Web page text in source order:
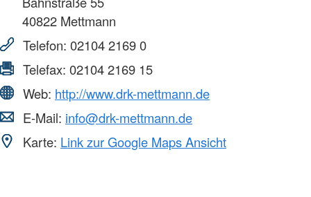
40822 Mettmann
Telefon: 02104 2169 0
Telefax: 02104 2169 15
Web: http://www.drk-mettmann.de
E-Mail: info@drk-mettmann.de
Karte: Link zur Google Maps Ansicht